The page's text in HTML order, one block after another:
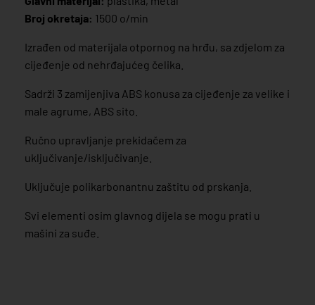
Broj okretaja: 1500 o/min
Izrađen od materijala otpornog na hrđu, sa zdjelom za
cijeđenje od nehrđajućeg čelika.
Sadrži 3 zamijenjiva ABS konusa za cijeđenje za velike i
male agrume, ABS sito.
Ručno upravljanje prekidačem za
uključivanje/isključivanje.
Uključuje polikarbonantnu zaštitu od prskanja.
Svi elementi osim glavnog dijela se mogu prati u
mašini za suđe.